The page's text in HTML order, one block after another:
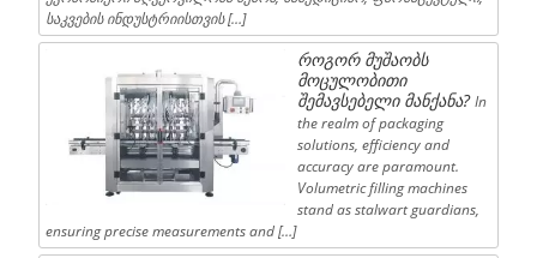
საკვების ინდუსტრიისთვის […]
როგორ მუშაობს
მოცულობითი
შემავსებელი მანქანა? In
the realm of packaging
solutions, efficiency and
accuracy are paramount.
Volumetric filling machines
stand as stalwart guardians,
ensuring precise measurements and […]